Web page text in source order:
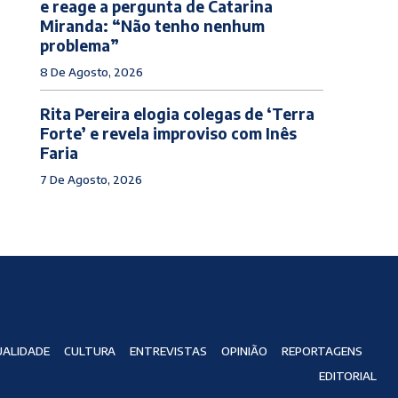
e reage a pergunta de Catarina
Miranda: “Não tenho nenhum
problema”
8 De Agosto, 2026
Rita Pereira elogia colegas de ‘Terra
Forte’ e revela improviso com Inês
Faria
7 De Agosto, 2026
CULTURA ENTREVISTAS OPINIÃO
REPORTAGENS
EDITORIAL